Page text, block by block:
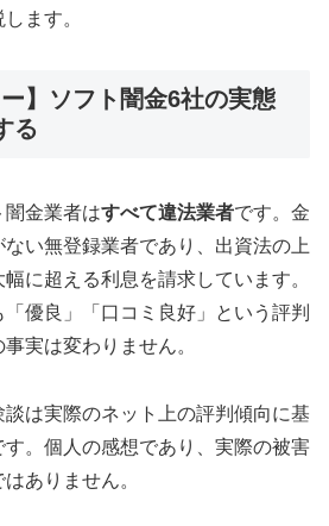
ます。
ー】ソフト闇金6社の実態
る
闇金業者はすべて違法業者です。金
い無登録業者であり、出資法の上
に超える利息を請求しています。
優良」「口コミ良好」という評判
実は変わりません。
は実際のネット上の評判傾向に基
。個人の感想であり、実際の被害
ありません。